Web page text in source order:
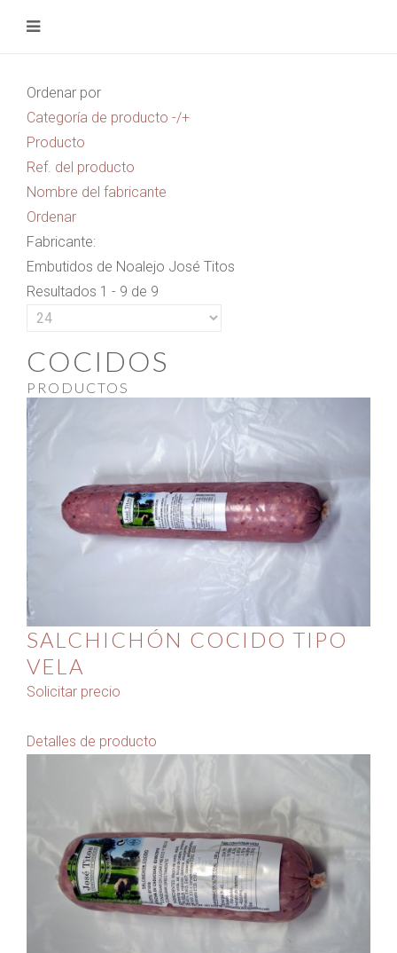
Ordenar por
Categoría de producto -/+
Producto
Ref. del producto
Nombre del fabricante
Ordenar
Fabricante:
Embutidos de Noalejo José Titos
Resultados 1 - 9 de 9
COCIDOS
PRODUCTOS
SALCHICHÓN COCIDO TIPO
VELA
Solicitar precio
Detalles de producto